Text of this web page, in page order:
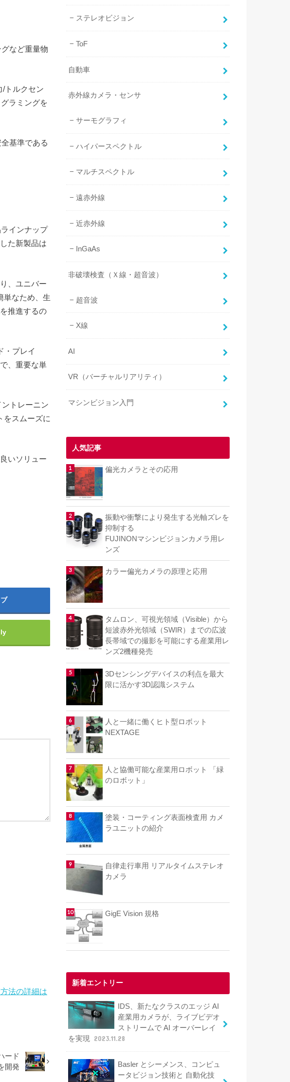
など重量物
トルクセン
ラミングを
基準である
インナップ
た新製品は
、ユニバー
単なため、生
推進するの
・プレイ
、重要な単
トレーニン
をスムーズに
いソリュー
法の詳細は
ード
開発
ステレオビジョン
ToF
自動車
赤外線カメラ・センサ
サーモグラフィ
ハイパースペクトル
マルチスペクトル
遠赤外線
近赤外線
InGaAs
非破壊検査（Ｘ線・超音波）
超音波
X線
AI
VR（バーチャルリアリティ）
マシンビジョン入門
人気記事
偏光カメラとその応用
振動や衝撃により発生する光軸ズレを
抑制する
FUJINONマシンビジョンカメラ用レ
ンズ
カラー偏光カメラの原理と応用
タムロン、可視光領域（Visible）から
短波赤外光領域（SWIR）までの広波
長帯域での撮影を可能にする産業用レ
ンズ2機種発売
3Dセンシングデバイスの利点を最大
限に活かす3D認識システム
人と一緒に働くヒト型ロボット
NEXTAGE
人と協働可能な産業用ロボット 「緑
のロボット」
塗装・コーティング表面検査用 カメ
ラユニットの紹介
自律走行車用 リアルタイムステレオ
カメラ
GigE Vision 規格
新着エントリー
IDS、新たなクラスのエッジ AI
産業用カメラが、ライブビデオ
ストリームで AI オーバーレイ
を実現 2023.11.28
Basler とシーメンス、コンピュ
ータビジョン技術と 自動化技